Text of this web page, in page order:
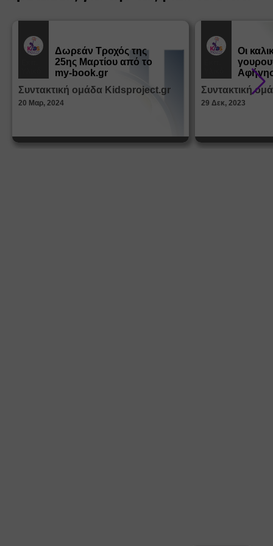
Δωρεάν Tροχός της
25ης Μαρτίου από το
my-book.gr
Συντακτική ομάδα Kidsproject.gr
20 Μαρ, 2024
Οι
από τα
Συντακτική
29 Δεκ, 2023